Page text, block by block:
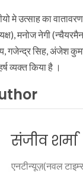
मे उत्साह का
मनोज नेगी
गजेन्द्र सिह, अंजेश
व्यक्त किया है ।
संजीव शर्मा
एनटीन्यूज़(नवल